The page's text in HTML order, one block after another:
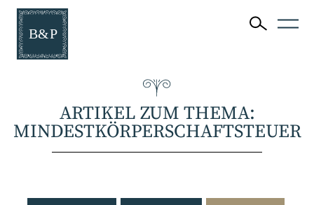
ARTIKEL ZUM THEMA:
MINDESTKÖRPERSCHAFTSTEUER